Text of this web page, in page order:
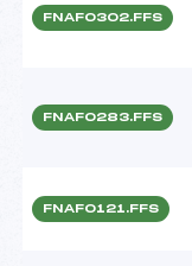
FNAF0302.FFS
FNAF0283.FFS
FNAF0121.FFS